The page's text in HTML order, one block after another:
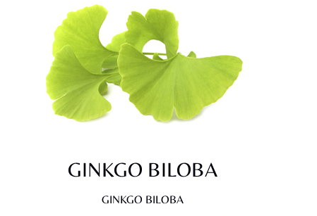
GINKGO BILOBA
GINKGO BILOBA